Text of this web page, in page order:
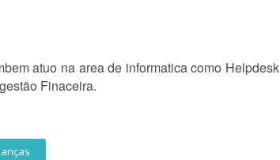
atuo na area de informatica como Helpdesk
Finaceira.